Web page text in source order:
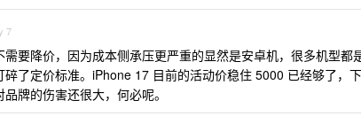
7
需要降价，因为成本侧承压更严重的显然是安卓机，很多机型都
碎了定价标准。iPhone 17 目前的活动价稳住 5000 已经够了，
牌的伤害还很大，何必呢。